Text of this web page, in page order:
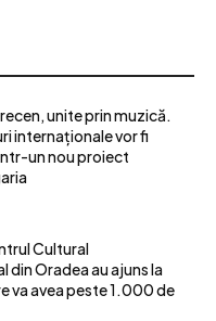
unite prin muzică.
internaționale vor fi
un nou proiect
Cultural
Oradea au ajuns la
va avea peste 1.000 de